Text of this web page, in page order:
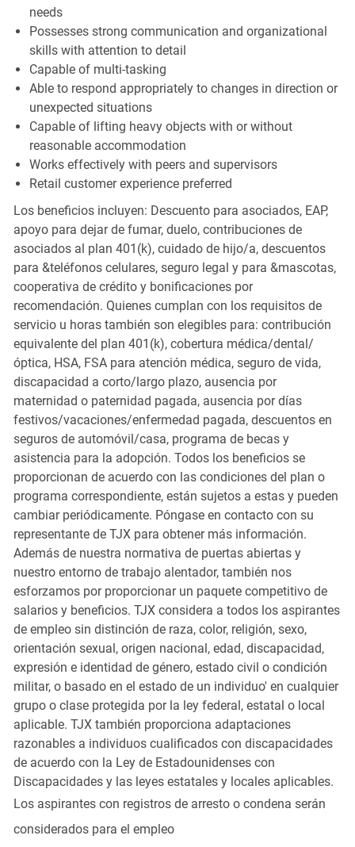
needs
Possesses strong communication and organizational
skills with attention to detail
Capable of multi-tasking
Able to respond appropriately to changes in direction or
unexpected situations
Capable of lifting heavy objects with or without
reasonable accommodation
Works effectively with peers and supervisors
Retail customer experience preferred
Los beneficios incluyen: Descuento para asociados, EAP,
apoyo para dejar de fumar, duelo, contribuciones de
asociados al plan 401(k), cuidado de hijo/a, descuentos
para &teléfonos celulares, seguro legal y para &mascotas,
cooperativa de crédito y bonificaciones por
recomendación. Quienes cumplan con los requisitos de
servicio u horas también son elegibles para: contribución
equivalente del plan 401(k), cobertura médica/dental/
óptica, HSA, FSA para atención médica, seguro de vida,
discapacidad a corto/largo plazo, ausencia por
maternidad o paternidad pagada, ausencia por días
festivos/vacaciones/enfermedad pagada, descuentos en
seguros de automóvil/casa, programa de becas y
asistencia para la adopción. Todos los beneficios se
proporcionan de acuerdo con las condiciones del plan o
programa correspondiente, están sujetos a estas y pueden
cambiar periódicamente. Póngase en contacto con su
representante de TJX para obtener más información.
Además de nuestra normativa de puertas abiertas y
nuestro entorno de trabajo alentador, también nos
esforzamos por proporcionar un paquete competitivo de
salarios y beneficios. TJX considera a todos los aspirantes
de empleo sin distinción de raza, color, religión, sexo,
orientación sexual, origen nacional, edad, discapacidad,
expresión e identidad de género, estado civil o condición
militar, o basado en el estado de un individuo' en cualquier
grupo o clase protegida por la ley federal, estatal o local
aplicable. TJX también proporciona adaptaciones
razonables a individuos cualificados con discapacidades
de acuerdo con la Ley de Estadounidenses con
Discapacidades y las leyes estatales y locales aplicables.
Los aspirantes con registros de arresto o condena serán
considerados para el empleo